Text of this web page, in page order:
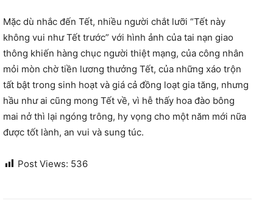
Mặc dù nhắc đến Tết, nhiều người chắt lưỡi “Tết này
không vui như Tết trước” với hình ảnh của tai nạn giao
thông khiến hàng chục người thiệt mạng, của công nhân
mỏi mòn chờ tiền lương thưởng Tết, của những xáo trộn
tất bật trong sinh hoạt và giá cả đồng loạt gia tăng, nhưng
hầu như ai cũng mong Tết về, vì hễ thấy hoa đào bông
mai nở thì lại ngóng trông, hy vọng cho một năm mới nữa
được tốt lành, an vui và sung túc.
Post Views: 536